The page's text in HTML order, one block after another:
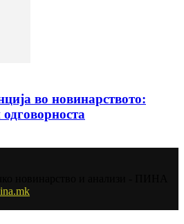
во новинарството: